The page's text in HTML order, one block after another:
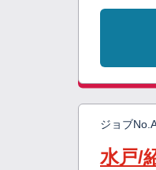
ジョブNo.
水戸/